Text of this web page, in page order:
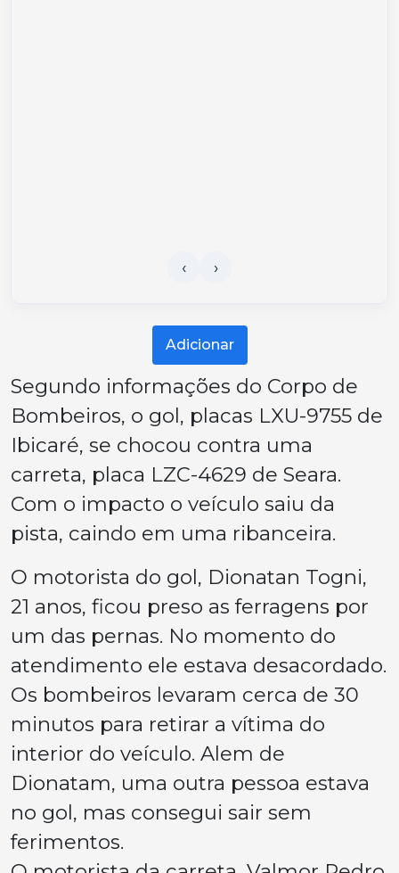
Adicionar
Segundo informações do Corpo de
Bombeiros, o gol, placas LXU-9755 de
Ibicaré, se chocou contra uma
carreta, placa LZC-4629 de Seara.
Com o impacto o veículo saiu da
pista, caindo em uma ribanceira.
O motorista do gol, Dionatan Togni,
21 anos, ficou preso as ferragens por
um das pernas. No momento do
atendimento ele estava desacordado.
Os bombeiros levaram cerca de 30
minutos para retirar a vítima do
interior do veículo. Alem de
Dionatam, uma outra pessoa estava
no gol, mas consegui sair sem
ferimentos.